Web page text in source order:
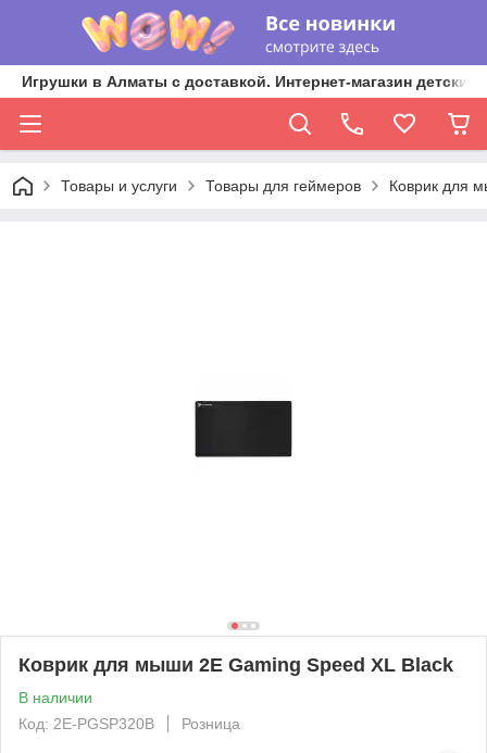
Игрушки в Алматы с доставкой. Интернет-магазин
Товары и услуги Товары для геймеров Коврик для
Коврик для мыши 2E Gaming Speed XL Black
В наличии
Код: 2E-PGSP320B
Розница